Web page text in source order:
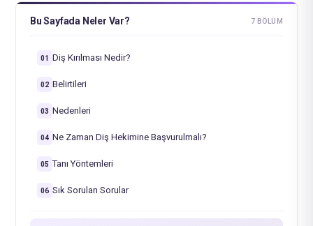
Bu Sayfada Neler Var? 7 BÖLÜM
01 Diş Kırılması Nedir?
02 Belirtileri
03 Nedenleri
04 Ne Zaman Diş Hekimine Başvurulmalı?
05 Tanı Yöntemleri
06 Sık Sorulan Sorular